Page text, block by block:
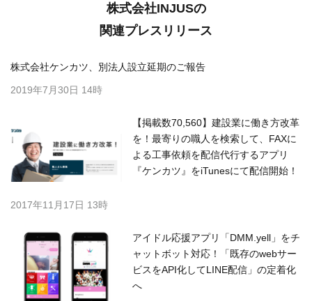
株式会社INJUSの
関連プレスリリース
株式会社ケンカツ、別法人設立延期のご報告
2019年7月30日 14時
【掲載数70,560】建設業に働き方改革
を！最寄りの職人を検索して、FAXに
よる工事依頼を配信代行するアプリ
『ケンカツ』をiTunesにて配信開始！
2017年11月17日 13時
アイドル応援アプリ「DMM.yell」をチ
ャットボット対応！「既存のwebサー
ビスをAPI化してLINE配信」の定着化
へ